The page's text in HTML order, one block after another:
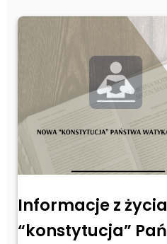
Informacje z
“konstytucja”